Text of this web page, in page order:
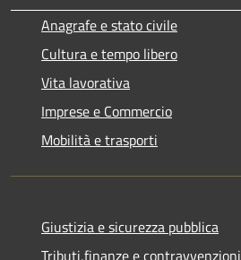
Anagrafe e stato civile
Cultura e tempo libero
Vita lavorativa
Imprese e Commercio
Mobilità e trasporti
Giustizia e sicurezza pubblica
Tributi,finanze e contravvenzioni